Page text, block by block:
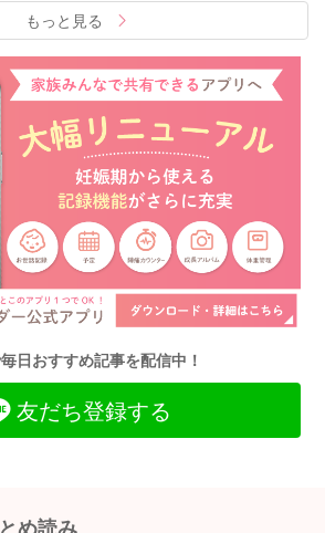
もっと見る
日おすすめ記事を配信中！
友だち登録する
め読み